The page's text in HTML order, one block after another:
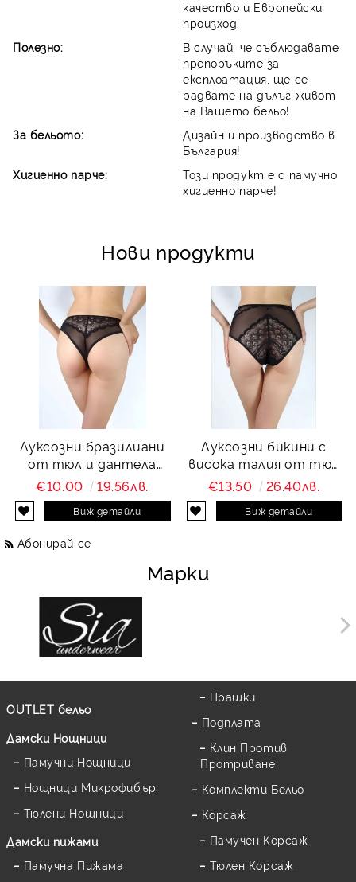
качество и Европейски
произход.
Полезно:
В случай, че съблюдавате
препоръките за
експлоатация, ще се
радвате на дълъг живот
на Вашето бельо!
За бельото:
Дизайн и производство в
България!
Хигиенно парче:
Този продукт е с памучно
хигиенно парче!
Нови продукти
Луксозни бразилиани
от тюл и дантела
Charity
€10.00 19.56лв.
Виж детайли
Луксозни бикини с
висока талия от тюл
и дантела Charity
€13.50 26.40лв.
Виж детайли
Абонирай се
Марки
OUTLET бельо
Дамски Нощници
Памучни Нощници
Нощници Микрофибър
Тюлени Нощници
Дамски пижами
Памучна Пижама
Прашки
Подплата
Клин Против
Протриване
Комплекти Бельо
Корсаж
Памучен Корсаж
Тюлен Корсаж